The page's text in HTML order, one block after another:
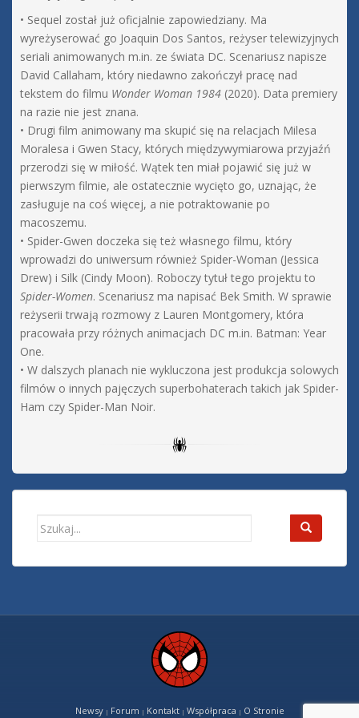
• Sequel został już oficjalnie zapowiedziany. Ma
wyreżyserować go Joaquin Dos Santos, reżyser telewizyjnych
seriali animowanych m.in. ze świata DC. Scenariusz napisze
David Callaham, który niedawno zakończył pracę nad
tekstem do filmu Wonder Woman 1984 (2020). Data premiery
na razie nie jest znana.
• Drugi film animowany ma skupić się na relacjach Milesa
Moralesa i Gwen Stacy, których międzywymiarowa przyjaźń
przerodzi się w miłość. Wątek ten miał pojawić się już w
pierwszym filmie, ale ostatecznie wycięto go, uznając, że
zasługuje na coś więcej, a nie potraktowanie po
macoszemu.
• Spider-Gwen doczeka się też własnego filmu, który
wprowadzi do uniwersum również Spider-Woman (Jessica
Drew) i Silk (Cindy Moon). Roboczy tytuł tego projektu to
Spider-Women. Scenariusz ma napisać Bek Smith. W sprawie
reżyserii trwają rozmowy z Lauren Montgomery, która
pracowała przy różnych animacjach DC m.in. Batman: Year
One.
• W dalszych planach nie wykluczona jest produkcja solowych
filmów o innych pajęczych superbohaterach takich jak Spider-
Ham czy Spider-Man Noir.
Search
Newsy| Forum | Kontakt| Współpraca | O Stronie